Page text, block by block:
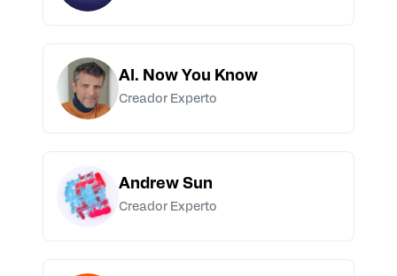
AI. Now You Know
Creador Experto
Andrew Sun
Creador Experto